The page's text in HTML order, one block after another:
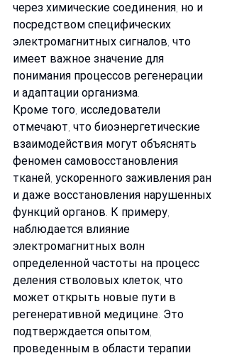
через химические соединения, но и
посредством специфических
электромагнитных сигналов, что
имеет важное значение для
понимания процессов регенерации
и адаптации организма.
Кроме того, исследователи
отмечают, что биоэнергетические
взаимодействия могут объяснять
феномен самовосстановления
тканей, ускоренного заживления ран
и даже восстановления нарушенных
функций органов. К примеру,
наблюдается влияние
электромагнитных волн
определенной частоты на процесс
деления стволовых клеток, что
может открыть новые пути в
регенеративной медицине. Это
подтверждается опытом,
проведенным в области терапии